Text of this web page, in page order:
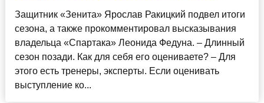
Защитник «Зенита» Ярослав Ракицкий подвел итоги
сезона, а также прокомментировал высказывания
владельца «Спартака» Леонида Федуна. – Длинный
сезон позади. Как для себя его оцениваете? – Для
этого есть тренеры, эксперты. Если оценивать
выступление ко...